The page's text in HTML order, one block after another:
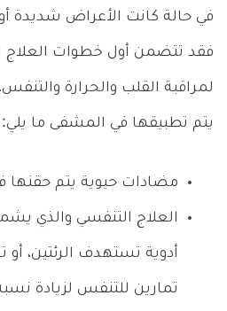
في حالة كانت الأعراض شديدة
فقد تتضمن أول خطوات العلاج
لمراقبة القلب والحرارة
يتم تطبيقها في المشفى ما يلي:
مضادات حيوية يتم حقنها
العلاج التنفسي والذي
أدوية تستهدف الرئتين،
تمارين للتنفس لزيادة